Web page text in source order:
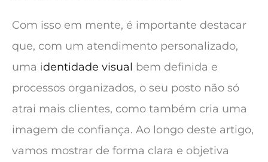
Com isso em mente, é importante destacar
que, com um atendimento personalizado,
uma identidade visual bem definida e
processos organizados, o seu posto não só
atrai mais clientes, como também cria uma
imagem de confiança. Ao longo deste artigo,
vamos mostrar de forma clara e objetiva